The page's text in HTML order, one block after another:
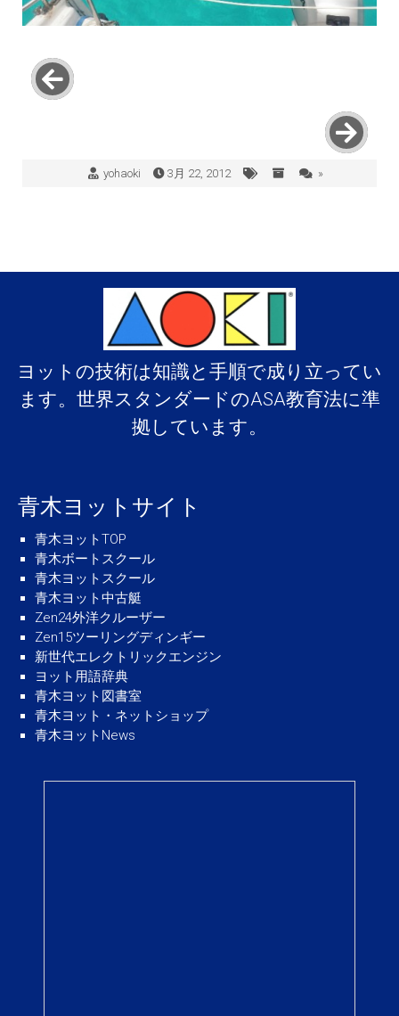
yohaoki 3月 22, 2012 »
ヨットの技術は知識と手順で成り立ってい
ます。世界スタンダードのASA教育法に準
拠しています。
青木ヨットサイト
青木ヨットTOP
青木ボートスクール
青木ヨットスクール
青木ヨット中古艇
Zen24外洋クルーザー
Zen15ツーリングディンギー
新世代エレクトリックエンジン
ヨット用語辞典
青木ヨット図書室
青木ヨット・ネットショップ
青木ヨットNews